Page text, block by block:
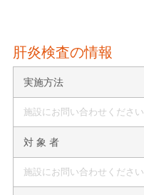
肝炎検査の情報
実施方法
施設にお問い合わせください
対 象 者
施設にお問い合わせください